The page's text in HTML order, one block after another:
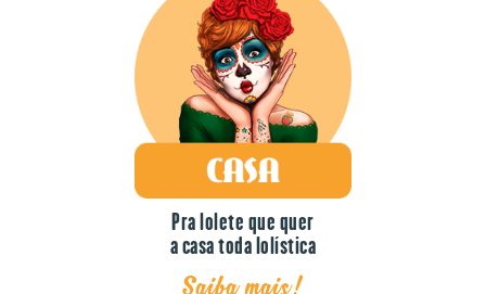
Pra lolete que quer
a casa toda lolística
Saiba mais!